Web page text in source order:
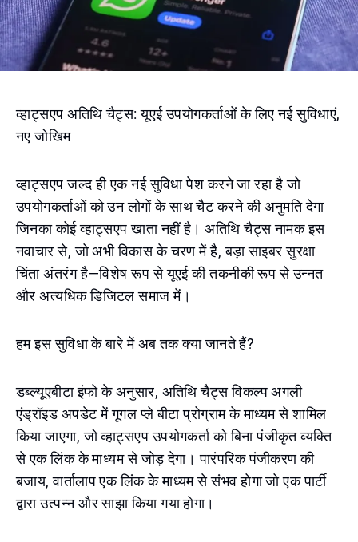
व्हाट्सएप अतिथि चैट्स: यूएई उपयोगकर्ताओं के लिए नई सुविधाएं,
नए जोखिम
व्हाट्सएप जल्द ही एक नई सुविधा पेश करने जा रहा है जो
उपयोगकर्ताओं को उन लोगों के साथ चैट करने की अनुमति देगा
जिनका कोई व्हाट्सएप खाता नहीं है। अतिथि चैट्स नामक इस
नवाचार से, जो अभी विकास के चरण में है, बड़ा साइबर सुरक्षा
चिंता अंतरंग है—विशेष रूप से यूएई की तकनीकी रूप से उन्नत
और अत्यधिक डिजिटल समाज में।
हम इस सुविधा के बारे में अब तक क्या जानते हैं?
डब्ल्यूएबीटा इंफो के अनुसार, अतिथि चैट्स विकल्प अगली
एंड्रॉइड अपडेट में गूगल प्ले बीटा प्रोग्राम के माध्यम से शामिल
किया जाएगा, जो व्हाट्सएप उपयोगकर्ता को बिना पंजीकृत व्यक्ति
से एक लिंक के माध्यम से जोड़ देगा। पारंपरिक पंजीकरण की
बजाय, वार्तालाप एक लिंक के माध्यम से संभव होगा जो एक पार्टी
द्वारा उत्पन्न और साझा किया गया होगा।